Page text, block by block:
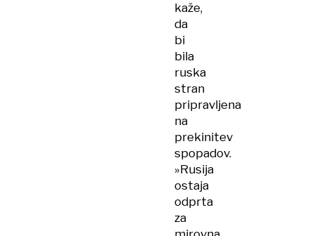
kaže,
da
bi
bila
ruska
stran
pripravljena
na
prekinitev
spopadov.
»Rusija
ostaja
odprta
za